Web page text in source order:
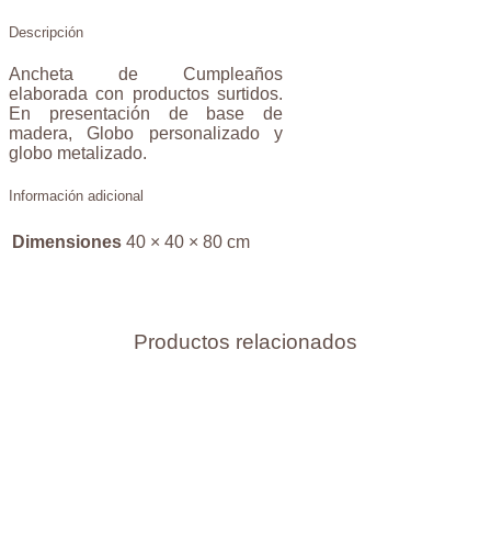
Descripción
Ancheta de Cumpleaños
elaborada con productos surtidos.
En presentación de base de
madera, Globo personalizado y
globo metalizado.
Información adicional
Dimensiones 40 × 40 × 80 cm
Productos relacionados